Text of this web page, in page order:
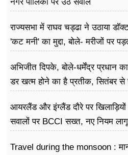
राज्यसभा में राघव चड्ढा ने उठाया
'कट मनी' का मुद्दा, बोले- मरीजों पर
अभिजीत दिपके, बोले-धर्मेंद्र प्रधान
डर खत्म होने का है प्रतीक, सितंबर से
आयरलैंड और इंग्लैंड दौरे पर
सवालों पर BCCI सख्त, नए नियम लागू
Travel during the monsoon :